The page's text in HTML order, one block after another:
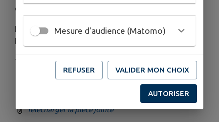
environnantes.
LUDOTHÈQUE / ESPACE BANDE DESSINÉE /
ESPACE NUMÉRIQUE / SALON ÉCOUTE DE VINYLES
TEL : 05 53 01 26 74
Télécharger la pièce jointe
Mesure d'audience (Matomo)
REFUSER VALIDER MON CHOIX
AUTORISER